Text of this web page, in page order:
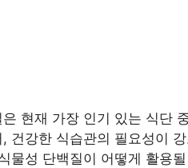
현재 가장 인기 있는 식단
건강한 식습관의 필요성이
물성 단백질이 어떻게 활용